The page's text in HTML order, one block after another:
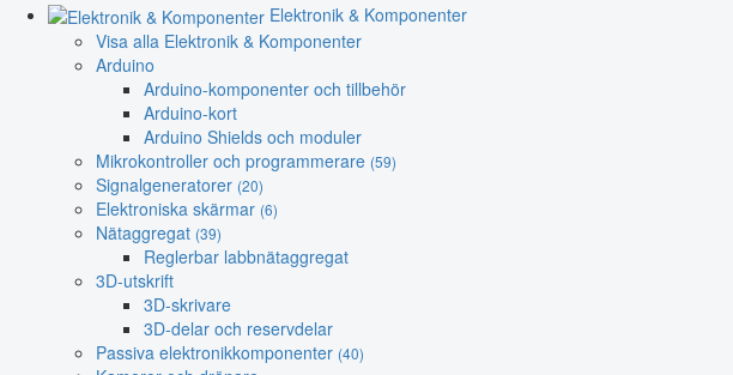
Elektronik & Komponenter
Visa alla Elektronik & Komponenter
Arduino
Arduino-komponenter och tillbehör
Arduino-kort
Arduino Shields och moduler
Mikrokontroller och programmerare (59)
Signalgeneratorer (20)
Elektroniska skärmar (6)
Nätaggregat (39)
Reglerbar labbnätaggregat
3D-utskrift
3D-skrivare
3D-delar och reservdelar
Passiva elektronikkomponenter (40)